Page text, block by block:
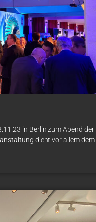
in Berlin zum Abend der
dient vor allem dem